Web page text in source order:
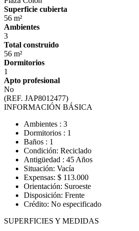
Superficie cubierta
56 m²
Ambientes
3
Total construido
56 m²
Dormitorios
1
Apto profesional
No
(REF. JAP8012477)
INFORMACIÓN BÁSICA
Ambientes : 3
Dormitorios : 1
Baños : 1
Condición: Reciclado
Antigüedad : 45 Años
Situación: Vacía
Expensas: $ 113.000
Orientación: Suroeste
Disposición: Frente
Crédito: No especificado
SUPERFICIES Y MEDIDAS